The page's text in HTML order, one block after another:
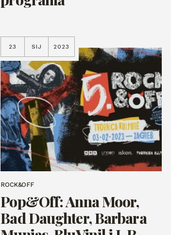
23 SIJ 2023
ROCK&OFF
Pop&Off: Anna Moor,
Bad Daughter, Barbara